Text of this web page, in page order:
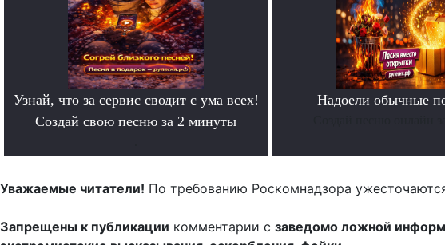
Узнай, что за сервис сводит с ума всех!
Создай свою песню за 2 минуты
Надоели обычные
Уважаемые читатели! По требованию Роскомнадзора
Запрещены к публикации комментарии с заведомо ложной